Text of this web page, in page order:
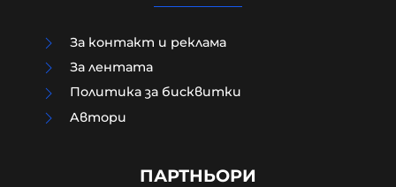
Кънчо Стойчев: На изборите за
президент ще има балотаж,
кандидатите
За контакт и реклама
За лентата
Политика за бисквитки
Aвтори
ПАРТНЬОРИ